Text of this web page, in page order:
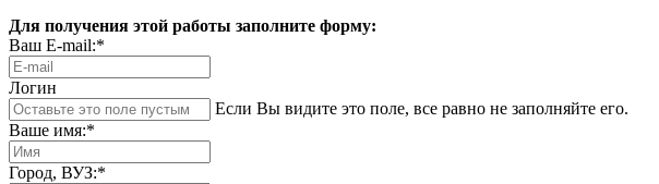
Для получения этой работы заполните форму:
Ваш E-mail:*
Логин
Если Вы видите это поле, все равно не заполняйте его.
Ваше имя:*
Город, ВУЗ:*